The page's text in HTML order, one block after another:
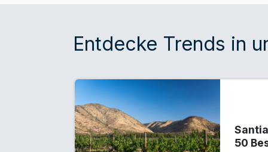
Entdecke Trends in
50